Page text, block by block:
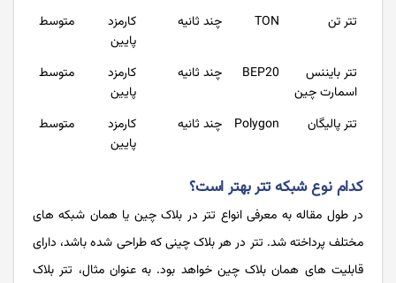
تتر تن TON چند ثانیه
کارمزد
پایین
متوسط
تتر بایننس
اسمارت چین
BEP20 چند ثانیه
کارمزد
پایین
متوسط
تتر پالیگان Polygon چند ثانیه
کارمزد
پایین
متوسط
کدام نوع شبکه تتر بهتر است؟
در طول مقاله به معرفی انواع تتر در بلاک چین یا همان شبکه های
مختلف پرداخته شد. تتر در هر بلاک چینی که طراحی شده باشد، دارای
قابلیت های همان بلاک چین خواهد بود. به عنوان مثال، تتر بلاک